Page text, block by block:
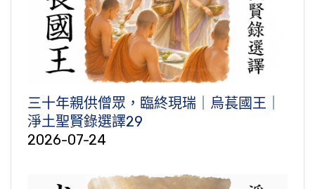
三十年親供僧眾，臨終現瑞｜烏萇國王｜
淨土聖賢錄選譯29
2026-07-24